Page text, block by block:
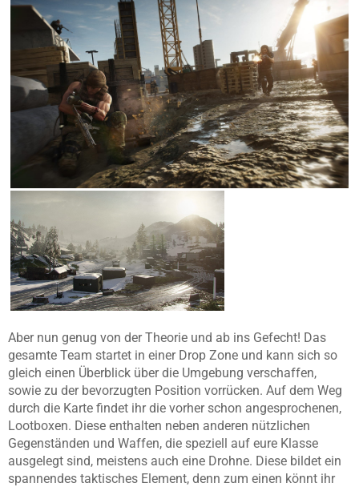
Aber nun genug von der Theorie und ab ins Gefecht! Das
gesamte Team startet in einer Drop Zone und kann sich so
gleich einen Überblick über die Umgebung verschaffen,
sowie zu der bevorzugten Position vorrücken. Auf dem Weg
durch die Karte findet ihr die vorher schon angesprochenen,
Lootboxen. Diese enthalten neben anderen nützlichen
Gegenständen und Waffen, die speziell auf eure Klasse
ausgelegt sind, meistens auch eine Drohne. Diese bildet ein
spannendes taktisches Element, denn zum einen könnt ihr